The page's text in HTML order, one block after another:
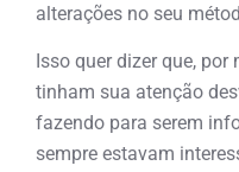
alterações no seu
Isso quer dizer que,
tinham sua atenção
fazendo para serem
sempre estavam